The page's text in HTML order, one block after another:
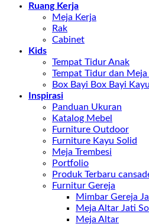
Ruang Kerja
Meja Kerja
Rak
Cabinet
Kids
Tempat Tidur Anak
Tempat Tidur dan
Box Bayi Box Bayi
Inspirasi
Panduan Ukuran
Katalog Mebel
Furniture Outdoor
Furniture Kayu Solid
Meja Trembesi
Portfolio
Produk Terbaru
Furnitur Gereja
Mimbar Gereja
Meja Altar Jati
Meja Altar